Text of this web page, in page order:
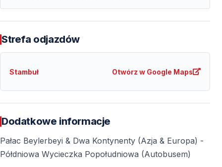
Czas trwania:
Transport:autobus
Rodzaj wycieczki:
przewodnikiem
Brak usługi odbioru i odwiezienia z hotelu
Przystanek zakupowy jest opcjonalny i zależny od
czasu
Pałac Beylerbeyi jest zamknięty w poniedziałki– w
tym dniu wycieczka nie jest realizowana
Strefa odjazdów
Stambuł Otwórz w Google Maps
Dodatkowe informacje
Pałac Beylerbeyi & Dwa Kontynenty (Azja & Europa) -
Półdniowa Wycieczka Popołudniowa (Autobusem)